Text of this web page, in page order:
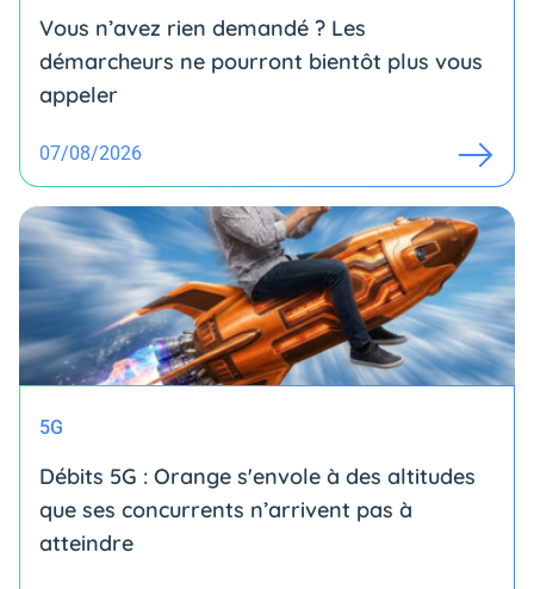
Vous n’avez rien demandé ? Les
démarcheurs ne pourront bientôt plus vous
appeler
07/08/2026
5G
Débits 5G : Orange s'envole à des altitudes
que ses concurrents n’arrivent pas à
atteindre